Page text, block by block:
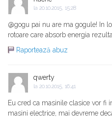
la 20.10.2015, 15:28
@gogu pai nu are ma gogule! In
rotoare care absorb energia
Raportează abuz
qwerty
la 20.10.2015, 16:41
Eu cred ca masinile clasice vor fi
masini electrice, mai devreme